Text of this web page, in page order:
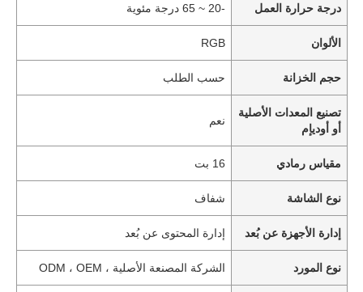
درجة حرارة العمل -20 ~ 65 درجة مئوية
الألوان RGB
حجم الخزانة حسب الطلب
تصنيع المعدات الأصلية
أو أوديإم
نعم
مقياس رمادي 16 بت
نوع الشاشة شفاف
إدارة الأجهزة عن بُعد إدارة المحتوى عن بُعد
نوع المورد الشركة المصنعة الأصلية ، ODM ، OEM